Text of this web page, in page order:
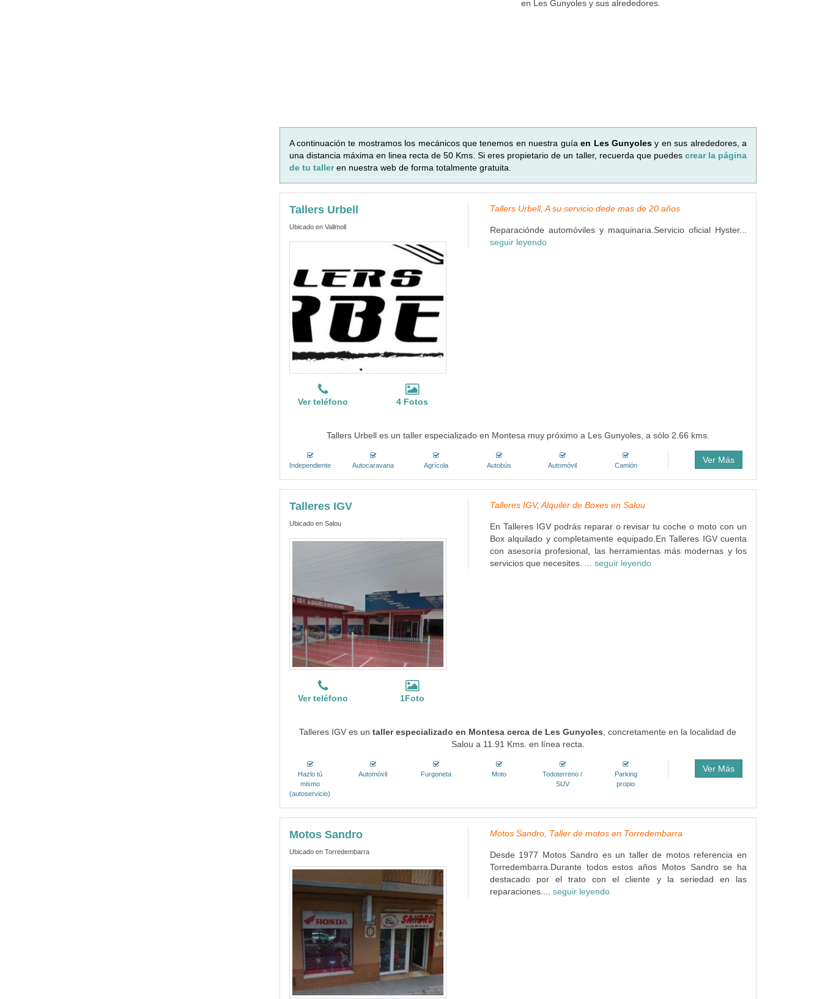
en Les Gunyoles y sus alrededores.
A continuación te mostramos los mecánicos que tenemos en nuestra guíaen Les Gunyolesy en sus alrededores, a
una distancia máxima en linea recta de 50 Kms. Si eres propietario de un taller, recuerda que puedes crear la página
de tu talleren nuestra web de forma totalmente gratuita.
Tallers Urbell
Ubicado en Vallmoll
Ver teléfono 4 Fotos
Tallers Urbell, A su servicio dede mas de 20 años
Reparaciónde automóviles y maquinaria.Servicio oficial Hyster...
seguir leyendo
Tallers Urbell es un taller especializado en Montesa muy próximo a Les Gunyoles, a sólo 2.66 kms.
Independiente Autocaravana Agrícola Autobús Automóvil Camión
Ver Más
Talleres IGV
Ubicado en Salou
Ver teléfono 1Foto
Talleres IGV, Alquiler de Boxes en Salou
En Talleres IGV podrás reparar o revisar tu coche o moto con un
Box alquilado y completamente equipado.En Talleres IGV cuenta
con asesoría profesional, las herramientas más modernas y los
servicios que necesites. ... seguir leyendo
Talleres IGV es untaller especializado en Montesa cerca de Les Gunyoles , concretamente en la localidad de
Salou a 11.91 Kms. en línea recta.
Hazlo tú
mismo
(autoservicio)
Automóvil Furgoneta Moto
Todoterreno /
SUV
Parking
propio
Ver Más
Motos Sandro
Ubicado en Torredembarra
Motos Sandro, Taller de motos en Torredembarra
Desde 1977 Motos Sandro es un taller de motos referencia en
Torredembarra.Durante todos estos años Motos Sandro se ha
destacado por el trato con el cliente y la seriedad en las
reparaciones.... seguir leyendo